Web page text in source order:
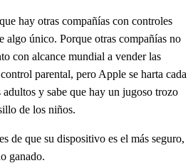
hay otras compañías con controles
algo único. Porque otras compañías no
con alcance mundial a vender las
parental, pero Apple se harta cada
y sabe que hay un jugoso trozo
de los niños.
de que su dispositivo es el más seguro,
ganado.